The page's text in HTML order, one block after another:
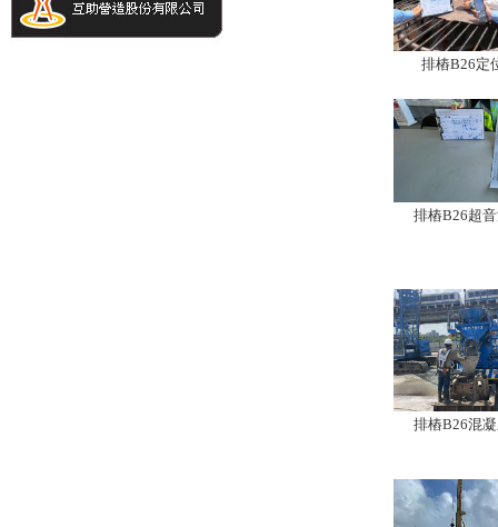
排樁B26定
排樁B26超
排樁B26混